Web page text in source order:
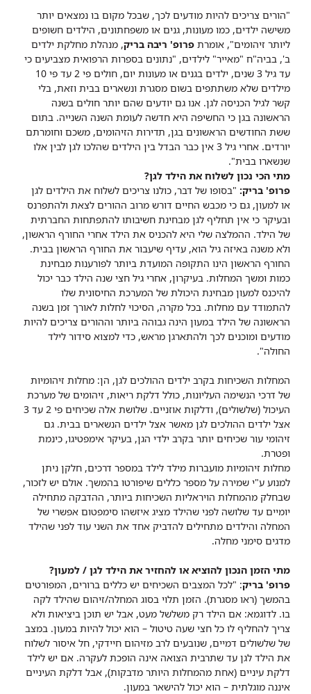
"הורים צריכים להיות מודעים לכך, שבכל מקום בו נמצאים יותר
משישה ילדים, כמו מעונות, גנים או משפחתונים, הילדים חשופים
ליותר זיהומים", אומרת פרופ' ריבה בריק, מנהלת מחלקת ילדים
ב', בביה"ח "מאייר" לילדים, "נתונים בספרות הרפואית מצביעים כי
עד גיל 3 שנים, ילדים בגנים או מעונות יום, חולים פי 2 עד פי 10
מילדים שלא משתתפים בשום מסגרת ונשארים בבית וזאת, בלי
קשר לגיל הכניסה לגן. אנו גם יודעים שהם יותר חולים בשנה
הראשונה בגן כי החשיפה היא חדשה לעומת השנה השנייה. בתום
ששת החודשים הראשונים בגן, תדירות הזיהומים, משכם וחומרתם
יורדים. אחרי גיל 3 אין כבר הבדל בין הילדים שהלכו לגן לבין אלו
שנשארו בבית".
מתי הכי נכון לשלוח את הילד לגן?
פרופ' בריק: "בסופו של דבר, כולנו צריכים לשלוח את הילדים לגן
או למעון, גם כי מכבש החיים דורש מרוב ההורים לצאת ולהתפרנס
ובעיקר כי אין תחליף לגן מבחינת חשיבותו להתפתחות החברתית
של הילד. ההמלצה שלי היא להכניס את הילד אחרי החורף הראשון,
ולא משנה באיזה גיל הוא, עדיף שיעבור את החורף הראשון בבית.
החורף הראשון הינו התקופה המועדת ביותר לפורענות מבחינת
כמות ומשך המחלות. בעיקרון, אחרי גיל חצי שנה הילד כבר יכול
להיכנס למעון מבחינת היכולת של המערכת החיסונית שלו
להתמודד עם מחלות. בכל מקרה, הסיכוי לחלות לאורך זמן בשנה
הראשונה של הילד במעון הינה גבוהה ביותר וההורים צריכים להיות
מודעים ומוכנים לכך ולהתארגן מראש, כדי למצוא סידור לילד
החולה".
המחלות השכיחות בקרב ילדים ההולכים לגן, הן: מחלות זיהומיות
של דרכי הנשימה העליונות, כולל דלקת ריאות, זיהומים של מערכת
העיכול (שלשולים), ודלקות אוזניים. שלושת אלה שכיחים פי 2 עד 3
אצל ילדים ההולכים לגן מאשר אצל ילדים הנשארים בבית. גם
זיהומי עור שכיחים יותר בקרב ילדי הגן, בעיקר אימפטיגו, כינמת
ופטרת.
מחלות זיהומיות מועברות מילד לילד במספר דרכים, חלקן ניתן
למנוע ע"י שמירה על מספר כללים שיפורטו בהמשך. אולם יש לזכור,
שבחלק מהמחלות הויראליות השכיחות ביותר, ההדבקה מתחילה
יומיים עד שלושה לפני שהילד מציג איזשהו סימפטום אפשרי של
המחלה והילדים מתחילים להדביק אחד את השני עוד לפני שהילד
מדגים סימני מחלה.
מתי הזמן הנכון להוציא או להחזיר את הילד לגן / למעון?
פרופ' בריק: "לכל המצבים השכיחים יש כללים ברורים, המפורטים
בהמשך (ראו מסגרת). הזמן תלוי בסוג המחלה/זיהום שהילד לקה
בו. לדוגמא: אם הילד רק משלשל מעט, אבל יש תוכן ביציאות ולא
צריך להחליף לו כל חצי שעה טיטול – הוא יכול להיות במעון. במצב
של שלשולים דמיים, שנובעים לרב מזיהום חיידקי, חל איסור לשלוח
את הילד לגן עד שתרבית הצואה אינה הופכת לעקרה. אם יש לילד
דלקת עיניים (אחת מהמחלות היותר מדבקות), אבל דלקת העיניים
איננה מוגלתית – הוא יכול להישאר במעון.